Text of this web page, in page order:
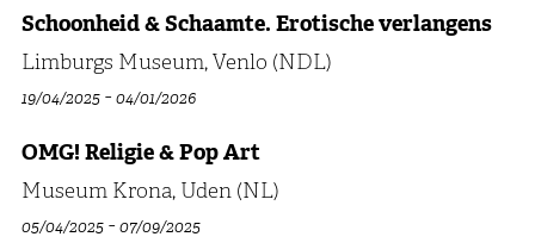
Schoonheid & Schaamte. Erotische verlangens
Limburgs Museum, Venlo (NDL)
19/04/2025-04/01/2026
OMG! Religie & Pop Art
Museum Krona, Uden (NL)
05/04/2025-07/09/2025